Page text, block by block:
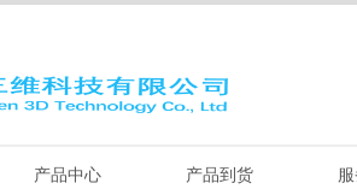
产品中心 产品到货